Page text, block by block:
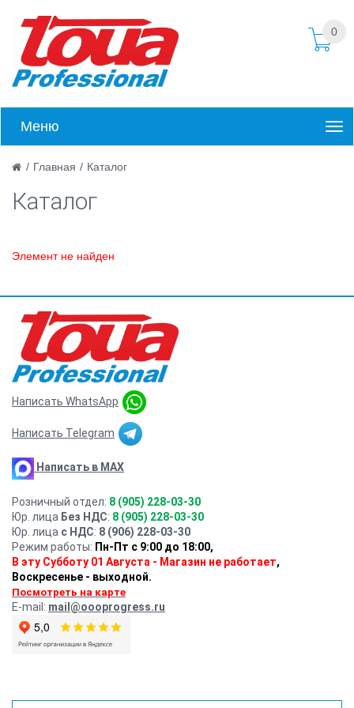
0
Меню
/ Главная / Каталог
Каталог
Элемент не найден
Написать WhatsApp
Написать Telegram
Написать в MAX
Розничный отдел: 8 (905) 228-03-30
Юр. лица Без НДС: 8 (905) 228-03-30
Юр. лица с НДС: 8 (906) 228-03-30
Режим работы: Пн-Пт с 9:00 до 18:00,
В эту Субботу 01 Августа - Магазин не работает,
Воскресенье - выходной.
Посмотреть на карте
E-mail: mail@oooprogress.ru